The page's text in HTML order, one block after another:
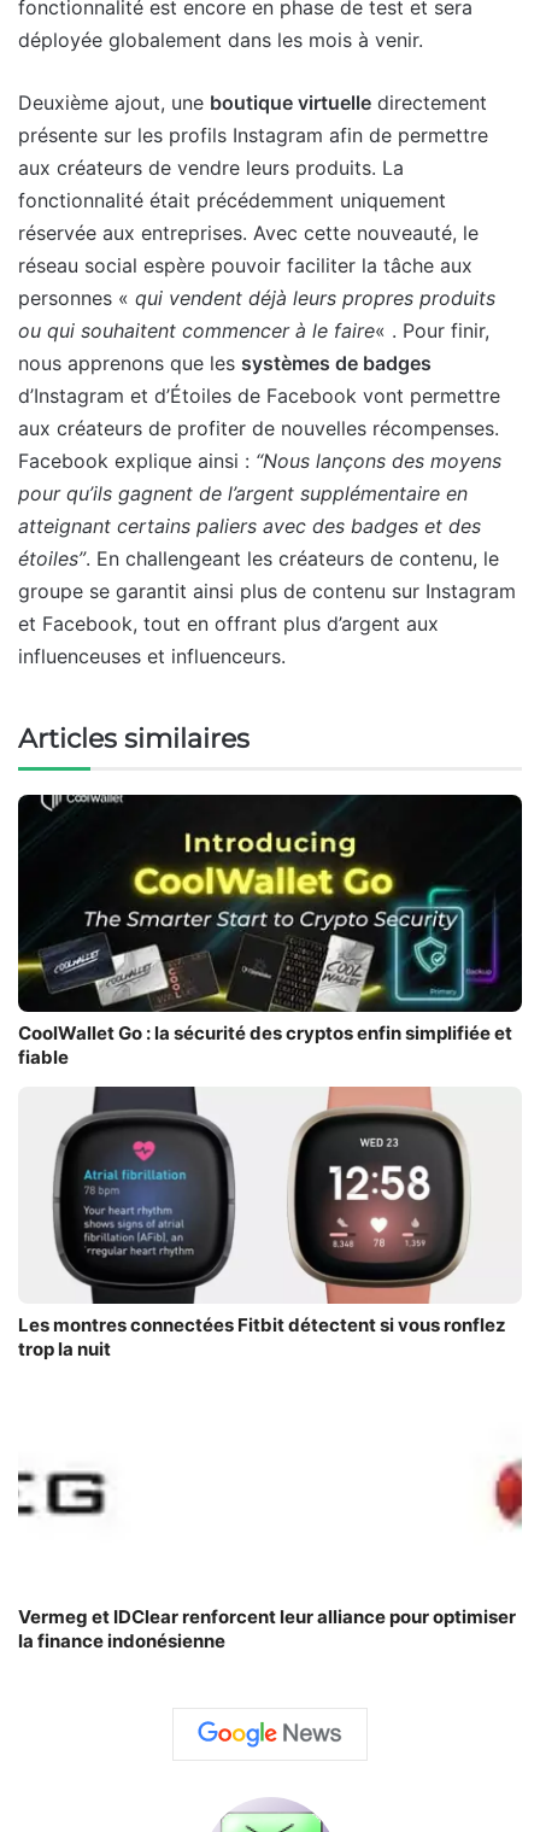
fonctionnalité est encore en phase de test et sera
déployée globalement dans les mois à venir.
Deuxième ajout, une boutique virtuelle directement
présente sur les profils Instagram afin de permettre
aux créateurs de vendre leurs produits. La
fonctionnalité était précédemment uniquement
réservée aux entreprises. Avec cette nouveauté, le
réseau social espère pouvoir faciliter la tâche aux
personnes « qui vendent déjà leurs propres produits
ou qui souhaitent commencer à le faire« . Pour finir,
nous apprenons que les systèmes de badges
d’Instagram et d’Étoiles de Facebook vont permettre
aux créateurs de profiter de nouvelles récompenses.
Facebook explique ainsi : “Nous lançons des moyens
pour qu’ils gagnent de l’argent supplémentaire en
atteignant certains paliers avec des badges et des
étoiles”. En challengeant les créateurs de contenu, le
groupe se garantit ainsi plus de contenu sur Instagram
et Facebook, tout en offrant plus d’argent aux
influenceuses et influenceurs.
Articles similaires
CoolWallet Go : la sécurité des cryptos enfin simplifiée et
fiable
Les montres connectées Fitbit détectent si vous ronflez
trop la nuit
Vermeg et IDClear renforcent leur alliance pour optimiser
la finance indonésienne